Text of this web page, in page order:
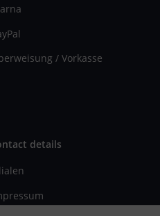
/ Vorkasse
details